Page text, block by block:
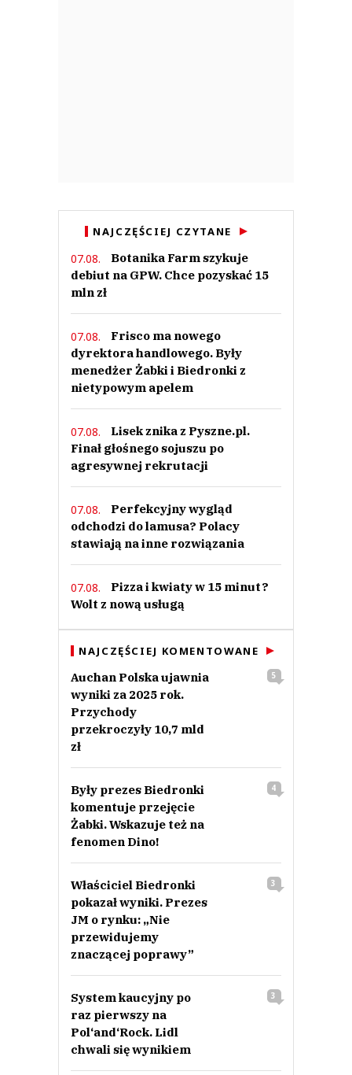
NAJCZĘŚCIEJ CZYTANE
07.08.
Botanika Farm szykuje
debiut na GPW. Chce pozyskać 15
mln zł
07.08.
Frisco ma nowego
dyrektora handlowego. Były
menedżer Żabki i Biedronki z
nietypowym apelem
07.08.
Lisek znika z Pyszne.pl.
Finał głośnego sojuszu po
agresywnej rekrutacji
07.08.
Perfekcyjny wygląd
odchodzi do lamusa? Polacy
stawiają na inne rozwiązania
07.08.
Pizza i kwiaty w 15 minut?
Wolt z nową usługą
NAJCZĘŚCIEJ KOMENTOWANE
Auchan Polska ujawnia
wyniki za 2025 rok.
Przychody
przekroczyły 10,7 mld
zł
5
Były prezes Biedronki
komentuje przejęcie
Żabki. Wskazuje też na
fenomen Dino!
4
Właściciel Biedronki
pokazał wyniki. Prezes
JM o rynku: „Nie
przewidujemy
znaczącej poprawy”
3
System kaucyjny po
raz pierwszy na
Pol‘and‘Rock. Lidl
chwali się wynikiem
3